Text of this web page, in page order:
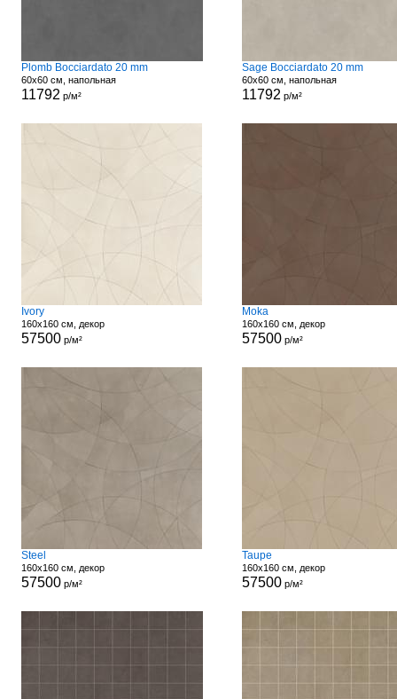
Plomb Bocciardato 20 mm
60x60 см, напольная
11792 р/м²
Sage Bocciardato 20 mm
60x60 см, напольная
11792 р/м²
Ivory
160x160 см, декор
57500 р/м²
Moka
160x160 см, декор
57500 р/м²
Steel
160x160 см, декор
57500р/м²
Taupe
160x160 см, декор
57500р/м²